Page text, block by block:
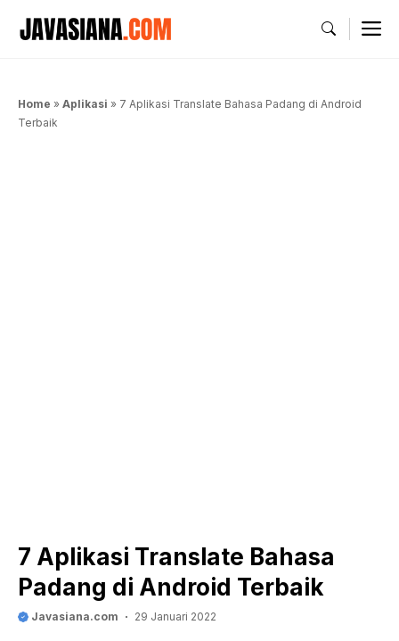
Home » Aplikasi » 7 Aplikasi Translate Bahasa Padang di Android
Terbaik
7 Aplikasi Translate Bahasa
Padang di Android Terbaik
Javasiana.com 29 Januari 2022